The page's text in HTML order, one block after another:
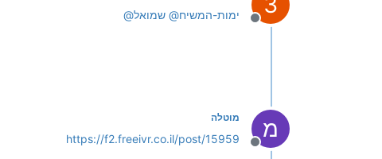
מנותק
@שמואל @ימות-המשיח
מ
מנותק
מוטלה
https://f2.freeivr.co.il/post/15959